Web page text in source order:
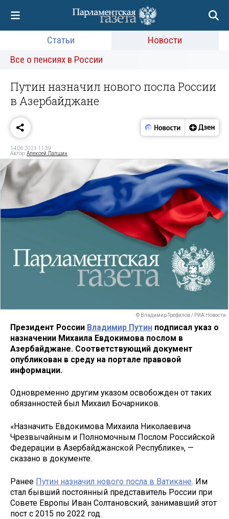
Статьи
Новости
Все о пенсиях в России
Путин назначил нового посла России
в Азербайджане
14.06.2023 11:39
Автор:Алексей Лапшин
© Владимир Трефилов / РИА Новости
Президент России Владимир Путин подписал указ о
назначении Михаила Евдокимова послом в
Азербайджане. Соответствующий документ
опубликован в среду на портале правовой
информации.
Одновременно другим указом освобожден от таких
обязанностей был Михаил Бочарников.
«Назначить Евдокимова Михаила Николаевича
Чрезвычайным и Полномочным Послом Российской
Федерации в Азербайджанской Республике», —
сказано в документе.
Ранее Путин назначил нового посла в Ватикане. Им
стал бывший постоянный представитель России при
Совете Европы Иван Солтановский, занимавший этот
пост с 2015 по 2022 год.